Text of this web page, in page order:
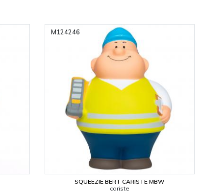
SQUEEZIE BERT CARISTE MBW
cariste
M124246